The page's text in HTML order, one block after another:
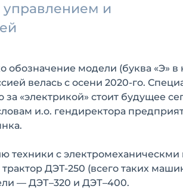
управлением и
обозначение модели (буква «Э» в
велась с осени 2020-го.
«электрикой» стоит будущее
и.о. гендиректора
техники с
ДЭТ-250 (всего таких
— ДЭТ–320 и ДЭТ–400.